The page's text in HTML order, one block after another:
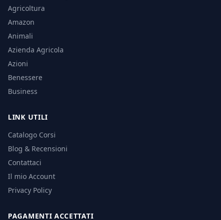
Agricoltura
Amazon
Animali
Azienda Agricola
Azioni
Benessere
Business
LINK UTILI
Catalogo Corsi
Blog & Recensioni
Contattaci
Il mio Account
Privacy Policy
PAGAMENTI ACCETTATI